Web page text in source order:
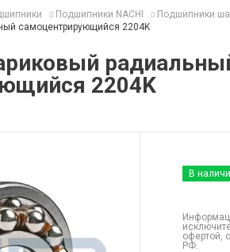
Подшипники NACHI
Подшипники
самоцентрирующийся 2204K
2204K
В
офертой,
РФ.